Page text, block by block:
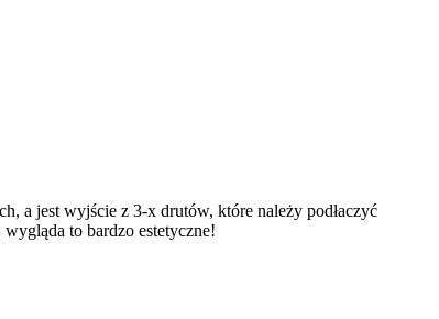
a jest wyjście z 3-х drutów, które należy podłaczyć
to bardzo estetyczne!